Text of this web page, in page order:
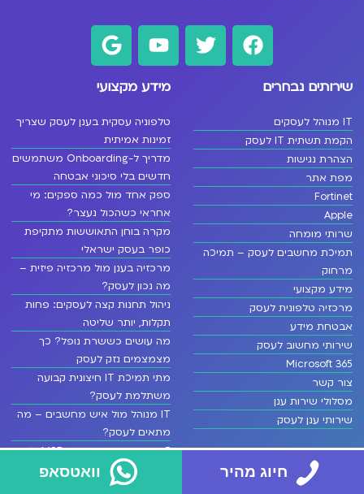
שירותים נבחרים
IT מנוהל לעסקים
הקמת תשתית IT לעסק
הצהרת נגישות
מפת אתר
Fortinet
Apple
שרותי מומחה
תמיכת מחשבים לעסק – תמיכה
מרחוק
מידע מקצועי
מרכזיה טלפונית לעסק
אבטחת מידע
שירותי מחשוב לעסק
Microsoft 365
צור קשר
מסלולי שירות ענן
שירותי ענן לעסק
מידע מקצועי
טלפוניה עסקית בענן לעסק שצריך
זמינות אמיתית
מדריך ל-Onboarding משתמשים
חדשים בלי סיכוני אבטחה
ספק אחד מול כמה ספקים: מי
אחראי כשהכול נעצר?
מקרה בוחן התאוששות מתקיפת
כופר בעסק ישראלי
מרכזיה בענן מול מרכזיה פיזית –
מה נכון לעסק?
ניהול תחנות קצה לעסקים: פחות
תקלות, יותר שליטה
מה עושים כששרת נופל? כך
מצמצמים נזק לעסק
מתי תמיכת IT חיצונית קבועה
משתלמת לעסק?
IT מנוהל מול איש מחשבים – מה
מתאים לעסק?
5 סימנים שהעסק צריך MSP ולא
עוד תיקון נקודתי
EDR מול אנטי וירוס – מה מגן
חיוג מהיר וואטסאפ